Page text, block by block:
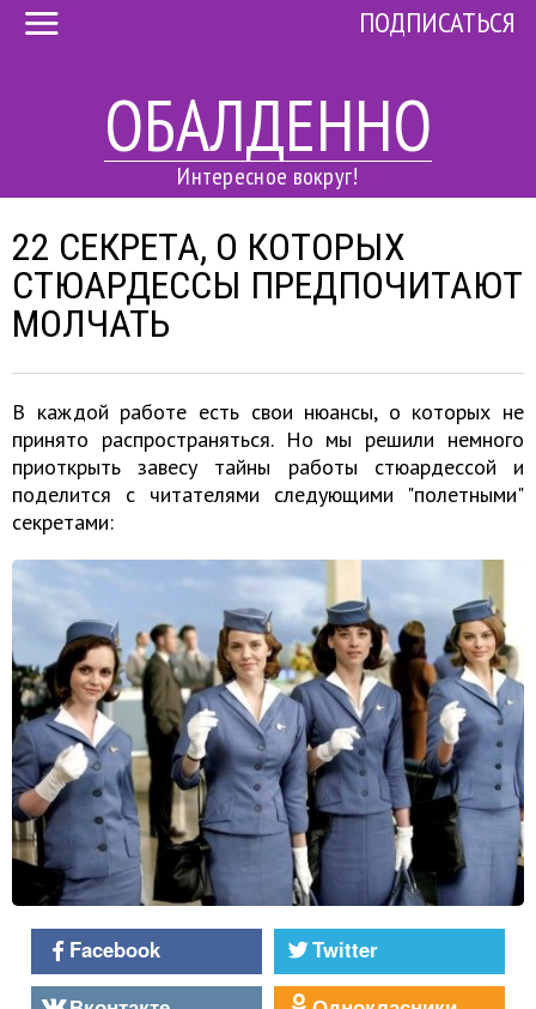
ОБАЛДЕННО
Интересное вокруг!
ПОДПИСАТЬСЯ
22 СЕКРЕТА, О КОТОРЫХ
СТЮАРДЕССЫ ПРЕДПОЧИТАЮТ
МОЛЧАТЬ
В каждой работе есть свои нюансы, о которых не
принято распространяться. Но мы решили немного
приоткрыть завесу тайны работы стюардессой и
поделится с читателями следующими "полетными"
секретами:
Facebook
Twitter